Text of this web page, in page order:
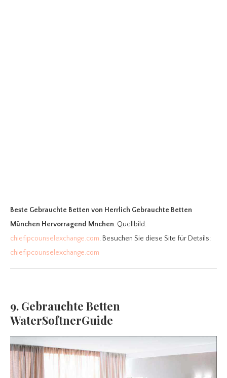
Beste Gebrauchte Betten von Herrlich Gebrauchte Betten
München Hervorragend Mnchen. Quellbild:
chiefipcounselexchange.com. Besuchen Sie diese Site für Details:
chiefipcounselexchange.com
9. Gebrauchte Betten
WaterSoftnerGuide